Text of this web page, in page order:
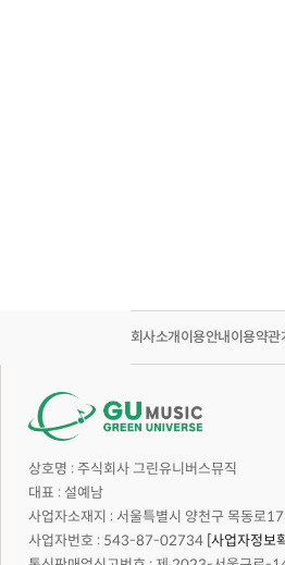
회사소개이용안내이용약관
상호명 : 주식회사 그린유니버스뮤직
대표 : 설예남
사업자소재지 : 서울특별시 양천구 목동로
사업자번호 : 543-87-02734 [사업자정보